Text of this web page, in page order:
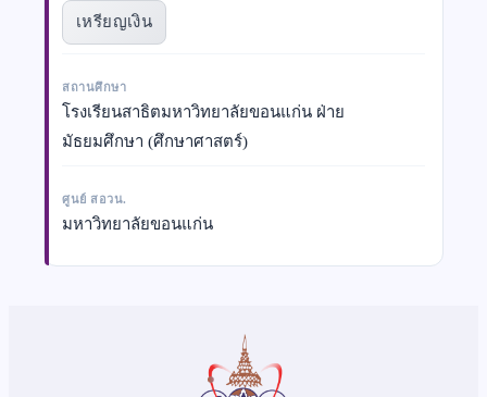
เหรียญเงิน
สถานศึกษา
โรงเรียนสาธิตมหาวิทยาลัยขอนแก่น ฝ่าย
มัธยมศึกษา (ศึกษาศาสตร์)
ศูนย์ สอวน.
มหาวิทยาลัยขอนแก่น